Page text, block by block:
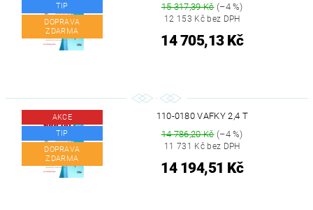
TIP
DOPRAVA
ZDARMA
15 317,39 Kč(–4 %)
12 153 Kč bez DPH
14 705,13 Kč
AKCE
TIP
DOPRAVA
ZDARMA
110-0180 VAFKY 2,4 T
14 786,20 Kč(–4 %)
11 731 Kč bez DPH
14 194,51 Kč